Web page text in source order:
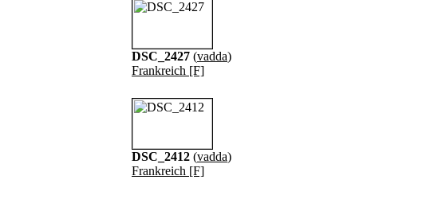
DSC_2427 (vadda)
Frankreich [F]
DSC_2412 (vadda)
Frankreich [F]